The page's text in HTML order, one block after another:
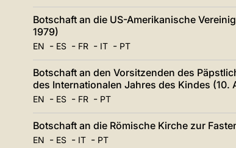
Botschaft an die US-Amerikanische
1979)
EN - ES- FR- IT- PT
Botschaft an den Vorsitzenden des
des Internationalen Jahres des Kindes (10.
EN - ES- FR- PT
Botschaft an die Römische Kirche zur
EN - ES- IT- PT